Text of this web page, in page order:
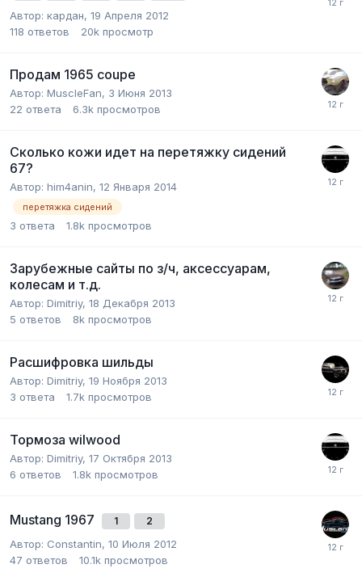
Автор: кардан, 19 Апреля 2012
118 ответов 20k просмотр
Продам 1965 coupe
Автор: MuscleFan, 3 Июня 2013
22 ответа 6.3k просмотров
Сколько кожи идет на перетяжку сидений
67?
Автор: him4anin, 12 Января 2014
перетяжка сидений
3 ответа 1.8k просмотров
Зарубежные сайты по з/ч, аксессуарам,
колесам и т.д.
Автор: Dimitriy, 18 Декабря 2013
5 ответов 8k просмотров
Расшифровка шильды
Автор: Dimitriy, 19 Ноября 2013
3 ответа 1.7k просмотров
Тормоза wilwood
Автор: Dimitriy, 17 Октября 2013
6 ответов 1.8k просмотров
Mustang 1967 1 2
Автор: Constantin, 10 Июля 2012
47 ответов 10.1k просмотров